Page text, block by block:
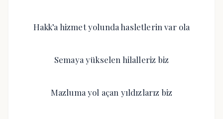
Hakk’a hizmet yolunda hasletlerin var ola
Semaya yükselen hilalleriz biz
Mazluma yol açan yıldızlarız biz